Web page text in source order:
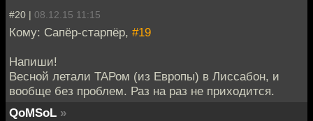
#20 | 08.12.15 11:15
Кому: Сапёр-старпёр, #19
Напиши!
Весной летали ТАРом (из Европы) в Лиссабон, и
вообще без проблем. Раз на раз не приxодится.
QoMSoL »